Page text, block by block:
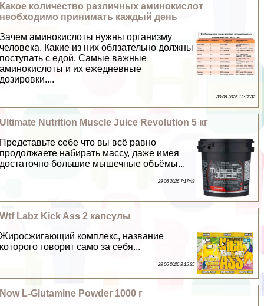
Какое количество различных аминокислот
необходимо принимать каждый день
Зачем аминокислоты нужны организму
человека. Какие из них обязательно должны
поступать с едой. Самые важные
аминокислоты и их ежедневные
дозировки....
30 06 2026 12:17:32
Ultimate Nutrition Muscle Juice Revolution 5 кг
Представьте себе что вы всё равно
продолжаете набирать массу, даже имея
достаточно большие мышечные объёмы...
29 06 2026 7:17:49
Wtf Labz Kick Ass 2 капсулы
Жиросжигающий комплекс, название
которого говорит само за себя...
28 06 2026 8:15:25
Now L-Glutamine Powder 1000 г